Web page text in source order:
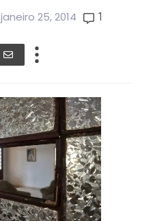
janeiro 25, 2014 1